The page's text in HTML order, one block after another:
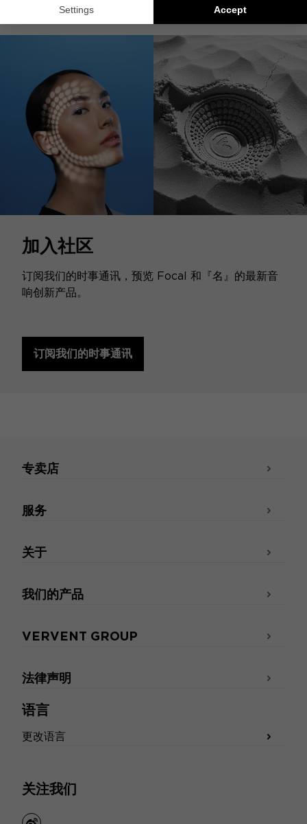
加入社区
订阅我们的时事通讯，预览 Focal 和『名』的最新音
响创新产品。
订阅我们的时事通讯
语言
更改语言
关注我们
专卖店
服务
关于
我们的产品
VERVENT GROUP
法律声明